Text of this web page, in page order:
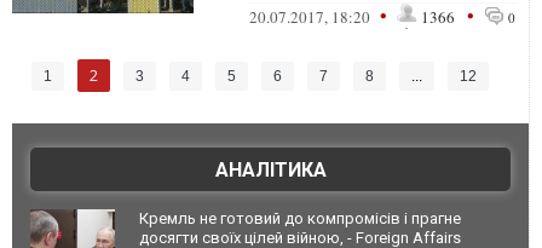
производства. Это значит, что надо
20.07.2017, 18:20 • 1366 • 0
1 2 3 4 5 6 7 8 ... 12
АНАЛІТИКА
Кремль не готовий до компромісів і прагне
досягти своїх цілей війною, - Foreign Affairs